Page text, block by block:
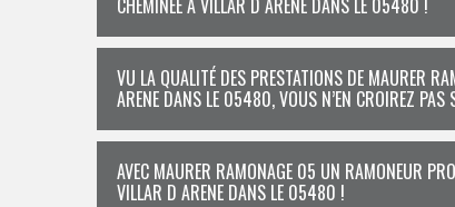
VU LA QUALITÉ DES PRESTATIONS DE MAURER
ARENE DANS LE 05480, VOUS N’EN CROIREZ PAS
AVEC MAURER RAMONAGE 05 UN RAMONEUR
VILLAR D ARENE DANS LE 05480 !